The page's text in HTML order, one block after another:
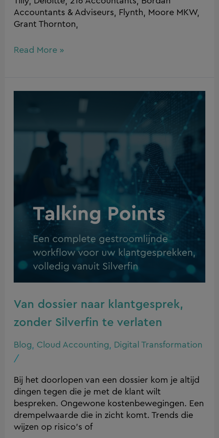
Accountants & Adviseurs, Flynth, Moore MKW,
Grant Thornton,
Read More »
Van dossier naar klantgesprek,
zonder Silverfin te verlaten
Blog Cloud Accounting
Digital Transformation
/
Bij het doorlopen van een dossier kom je altijd
dingen tegen die je met de klant wilt
bespreken. Ongewone kostenbewegingen. Een
drempelwaarde die in zicht komt. Trends die
wijzen op risico’s of
klantgesprek,
zonder
Silverfin